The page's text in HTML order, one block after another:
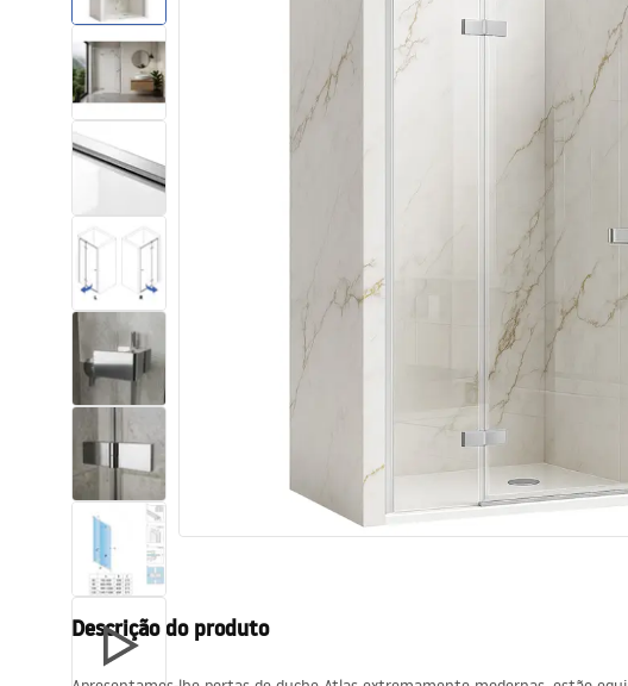
Bases de duche de casa de banho
Sanitas, lavatórios
Lava-louças e lavatórios de casa
de banho
Cabinas de duche de casa de
banho
Misturadores de casa de banho
Chuveiros de casa de banho
Cozinha
Acessórios de casa de banho,
Descrição do produto